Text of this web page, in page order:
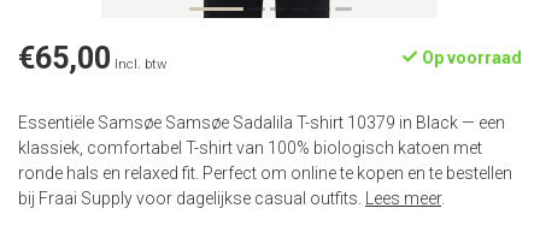
€65,00 Incl. btw Op voorraad
Essentiële Samsøe Samsøe Sadalila T-shirt 10379 in Black — een
klassiek, comfortabel T-shirt van 100% biologisch katoen met
ronde hals en relaxed fit. Perfect om online te kopen en te bestellen
bij Fraai Supply voor dagelijkse casual outfits.
Lees meer.